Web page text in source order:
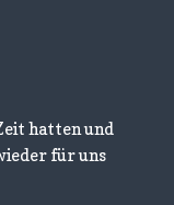
hatten und
für uns